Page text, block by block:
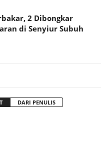
2 Dibongkar
di Senyiur Subuh
DARI PENULIS